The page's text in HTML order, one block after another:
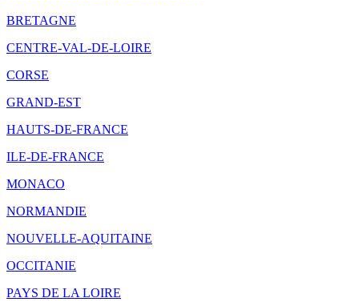
BRETAGNE
CENTRE-VAL-DE-LOIRE
CORSE
GRAND-EST
HAUTS-DE-FRANCE
ILE-DE-FRANCE
MONACO
NORMANDIE
NOUVELLE-AQUITAINE
OCCITANIE
PAYS DE LA LOIRE